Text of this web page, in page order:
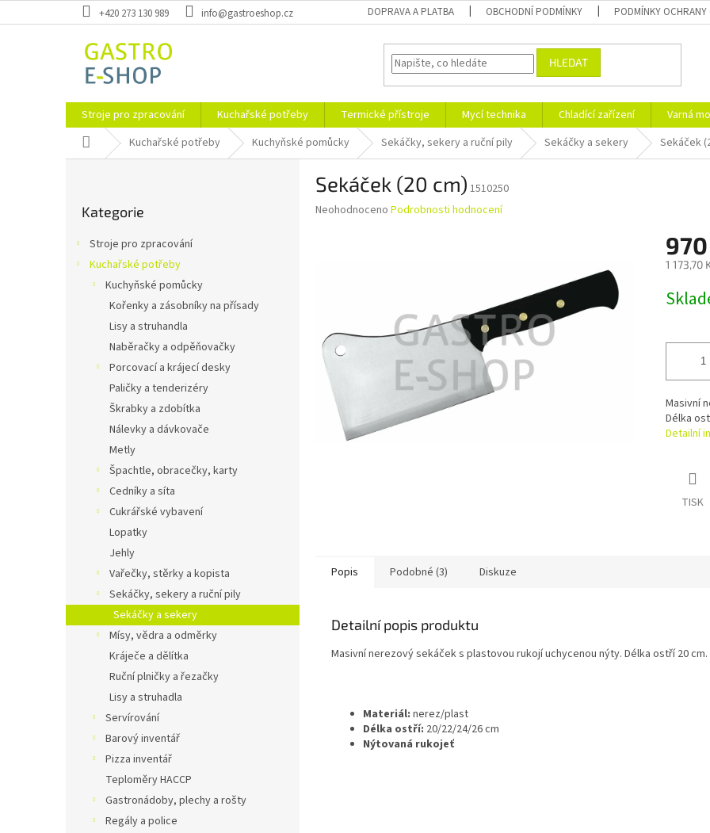
na
+420 273 130 989 info@gastroeshop.cz DOPRAVA A PLATBA OBCHODNÍ PODMÍNKY PODMÍNKY OCHRANY
HLEDAT
Stroje pro zpracování Kuchařské potřeby Termické přístroje Mycí technika Chladící zařízení Varná
Domů Kuchařské potřeby Kuchyňské pomůcky Sekáčky, sekery a ruční pily Sekáčky a sekery Sekáček
kategorie
Kategorie
Stroje pro zpracování
Kuchařské potřeby
Kuchyňské pomůcky
Kořenky a zásobníky na přísady
Lisy a struhandla
Naběračky a odpěňovačky
Porcovací a krájecí desky
Paličky a tenderizéry
Škrabky a zdobítka
Nálevky a dávkovače
Metly
Špachtle, obracečky, karty
Cedníky a síta
Cukrářské vybavení
Lopatky
Jehly
Vařečky, stěrky a kopista
Sekáčky, sekery a ruční pily
Sekáčky a sekery
Mísy, vědra a odměrky
Kráječe a dělítka
Ruční plničky a řezačky
Lisy a struhadla
Servírování
Barový inventář
Pizza inventář
Teploměry HACCP
Gastronádoby, plechy a rošty
Regály a police
Sekáček (20 cm) 1510250
Průměrné
Neohodnoceno Podrobnosti hodnocení
1 173,70
cena:
Masivní
Délka
Detailní
TISK
Popis Podobné (3) Diskuze
Detailní popis produktu
Masivní nerezový sekáček s plastovou rukojí uchycenou nýty. Délka ostří 20 cm.
Materiál: nerez/plast
Délka ostří: 20/22/24/26 cm
Nýtovaná rukojeť